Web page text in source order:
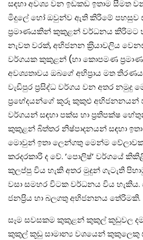
සඳහා අවශ්‍ය වන ඉඩකඩ ඉතාම සීමත
මිදුලේ හෝ ඔවුන්ව ඇති කිරිමේ පහසුව
ප‍්‍රමාණයකින් කුකුළන් වර්ධනය කිරිමට
නැවත වරක්, අභිජනන ක‍්‍රියාවලිය
වර්ගයක කුකුළන් (හා කොපමණ
අවශ්‍යතාවය ඔබගේ අභිප‍්‍රාය මත
වැඩිපුර ප‍්‍රසිද්ධ වර්ගය වන අතර නමුදු
ප‍්‍රභේදයන්ගේ කූරූ කුකුළු අභිජනනයන්
වර්ගයන් සඳහා පක්ස හා ප‍්‍රතිපක්ෂ
කුකුළන් බිත්තර නිෂ්පාදනයන් සඳහා
මොවුන් ඉතා ලෙන්ගතු මෙන්ම
කරදරකාරි ද වේ. ’පොලිෂ්’ වර්ගයේ
කුලප්පු විය හැකි අතර මුදුන් ගැටැති
වසා සමහර විටක වර්ධනය විය
ජනප‍්‍රිය හා බලගතු අභිජනනය තේරිමකි.
සෑම සවසකම කුකුළන් කුකුල් කූඩුවල
කුකුල් කූඩු සාමාන්‍ය වශයෙන් කුකුලෙකු